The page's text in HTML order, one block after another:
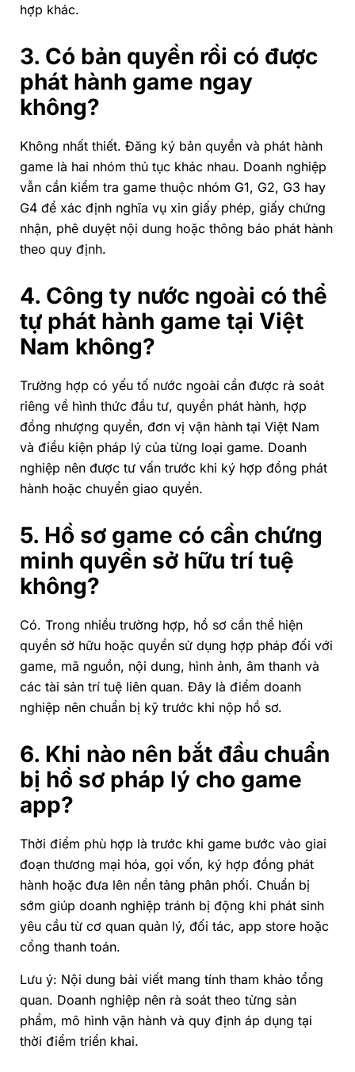
hợp khác.
3. Có bản quyền rồi có được
phát hành game ngay
không?
Không nhất thiết. Đăng ký bản quyền và phát hành
game là hai nhóm thủ tục khác nhau. Doanh nghiệp
vẫn cần kiểm tra game thuộc nhóm G1, G2, G3 hay
G4 để xác định nghĩa vụ xin giấy phép, giấy chứng
nhận, phê duyệt nội dung hoặc thông báo phát hành
theo quy định.
4. Công ty nước ngoài có thể
tự phát hành game tại Việt
Nam không?
Trường hợp có yếu tố nước ngoài cần được rà soát
riêng về hình thức đầu tư, quyền phát hành, hợp
đồng nhượng quyền, đơn vị vận hành tại Việt Nam
và điều kiện pháp lý của từng loại game. Doanh
nghiệp nên được tư vấn trước khi ký hợp đồng phát
hành hoặc chuyển giao quyền.
5. Hồ sơ game có cần chứng
minh quyền sở hữu trí tuệ
không?
Có. Trong nhiều trường hợp, hồ sơ cần thể hiện
quyền sở hữu hoặc quyền sử dụng hợp pháp đối với
game, mã nguồn, nội dung, hình ảnh, âm thanh và
các tài sản trí tuệ liên quan. Đây là điểm doanh
nghiệp nên chuẩn bị kỹ trước khi nộp hồ sơ.
6. Khi nào nên bắt đầu chuẩn
bị hồ sơ pháp lý cho game
app?
Thời điểm phù hợp là trước khi game bước vào giai
đoạn thương mại hóa, gọi vốn, ký hợp đồng phát
hành hoặc đưa lên nền tảng phân phối. Chuẩn bị
sớm giúp doanh nghiệp tránh bị động khi phát sinh
yêu cầu từ cơ quan quản lý, đối tác, app store hoặc
cổng thanh toán.
Lưu ý: Nội dung bài viết mang tính tham khảo tổng
quan. Doanh nghiệp nên rà soát theo từng sản
phẩm, mô hình vận hành và quy định áp dụng tại
thời điểm triển khai.